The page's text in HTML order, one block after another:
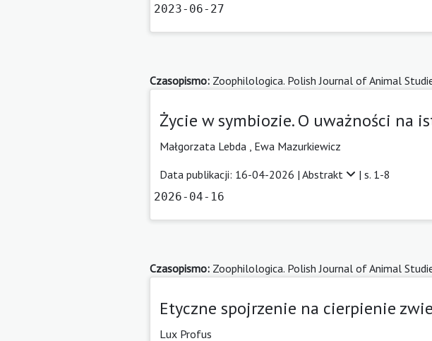
2023-06-27
Czasopismo: Zoophilologica. Polish Journal of Animal
Życie w symbiozie. O uważności na
Małgorzata Lebda
Ewa Mazurkiewicz
Data publikacji: 16-04-2026 | Abstrakt | s. 1-8
2026-04-16
Czasopismo: Zoophilologica. Polish Journal of Animal
Etyczne spojrzenie na cierpienie
Lux Profus